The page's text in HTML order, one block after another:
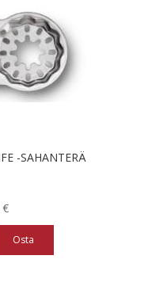
-SAHANTERÄ
€
Osta